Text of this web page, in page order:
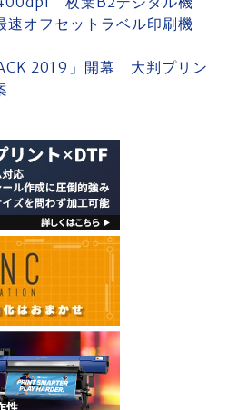
オフセットラベル印刷機
2019」開幕 大判プリン